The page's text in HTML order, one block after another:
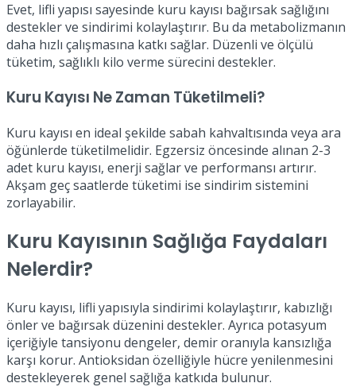
Evet, lifli yapısı sayesinde kuru kayısı bağırsak sağlığını
destekler ve sindirimi kolaylaştırır. Bu da metabolizmanın
daha hızlı çalışmasına katkı sağlar. Düzenli ve ölçülü
tüketim, sağlıklı kilo verme sürecini destekler.
Kuru Kayısı Ne Zaman Tüketilmeli?
Kuru kayısı en ideal şekilde sabah kahvaltısında veya ara
öğünlerde tüketilmelidir. Egzersiz öncesinde alınan 2-3
adet kuru kayısı, enerji sağlar ve performansı artırır.
Akşam geç saatlerde tüketimi ise sindirim sistemini
zorlayabilir.
Kuru Kayısının Sağlığa Faydaları
Nelerdir?
Kuru kayısı, lifli yapısıyla sindirimi kolaylaştırır, kabızlığı
önler ve bağırsak düzenini destekler. Ayrıca potasyum
içeriğiyle tansiyonu dengeler, demir oranıyla kansızlığa
karşı korur. Antioksidan özelliğiyle hücre yenilenmesini
destekleyerek genel sağlığa katkıda bulunur.